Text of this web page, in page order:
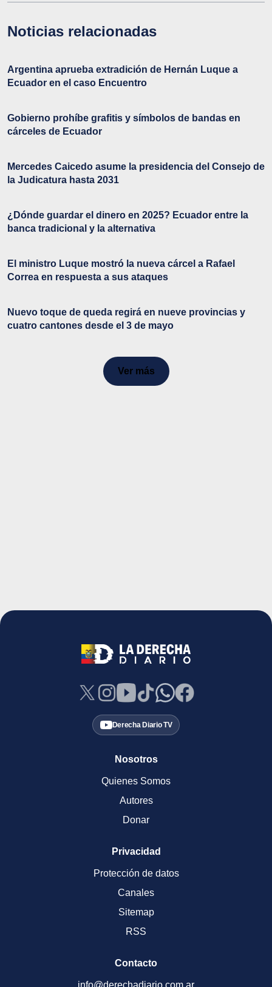
Noticias relacionadas
Argentina aprueba extradición de Hernán Luque a
Ecuador en el caso Encuentro
Gobierno prohíbe grafitis y símbolos de bandas en
cárceles de Ecuador
Mercedes Caicedo asume la presidencia del Consejo de
la Judicatura hasta 2031
¿Dónde guardar el dinero en 2025? Ecuador entre la
banca tradicional y la alternativa
El ministro Luque mostró la nueva cárcel a Rafael
Correa en respuesta a sus ataques
Nuevo toque de queda regirá en nueve provincias y
cuatro cantones desde el 3 de mayo
Ver más
Derecha Diario TV
Nosotros
Quienes Somos
Autores
Donar
Privacidad
Protección de datos
Canales
Sitemap
RSS
Contacto
info@derechadiario.com.ar